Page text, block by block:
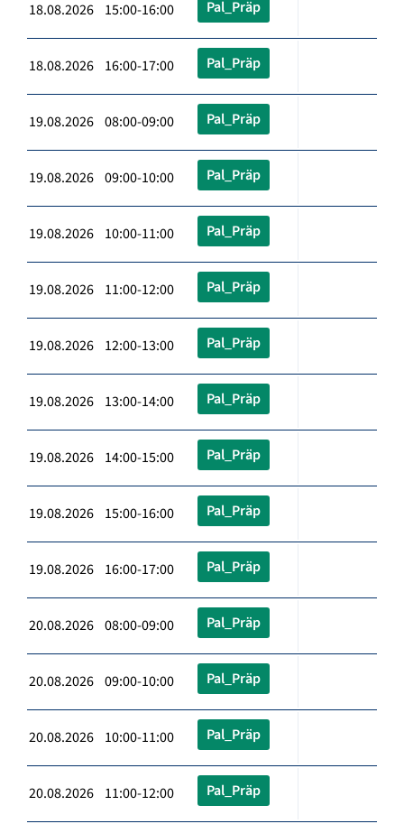
18.08.2026 15:00-16:00 Pal_Präp
18.08.2026 16:00-17:00 Pal_Präp
19.08.2026 08:00-09:00 Pal_Präp
19.08.2026 09:00-10:00 Pal_Präp
19.08.2026 10:00-11:00 Pal_Präp
19.08.2026 11:00-12:00 Pal_Präp
19.08.2026 12:00-13:00 Pal_Präp
19.08.2026 13:00-14:00 Pal_Präp
19.08.2026 14:00-15:00 Pal_Präp
19.08.2026 15:00-16:00 Pal_Präp
19.08.2026 16:00-17:00 Pal_Präp
20.08.2026 08:00-09:00 Pal_Präp
20.08.2026 09:00-10:00 Pal_Präp
20.08.2026 10:00-11:00 Pal_Präp
20.08.2026 11:00-12:00 Pal_Präp